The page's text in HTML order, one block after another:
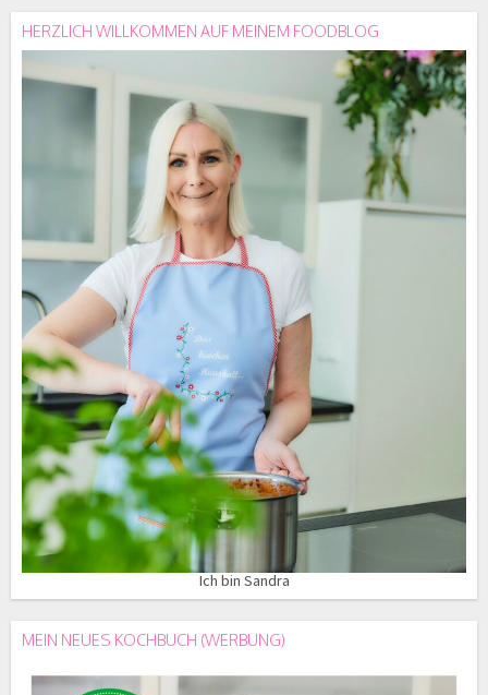
HERZLICH WILLKOMMEN AUF MEINEM FOODBLOG
Ich bin Sandra
MEIN NEUES KOCHBUCH (WERBUNG)